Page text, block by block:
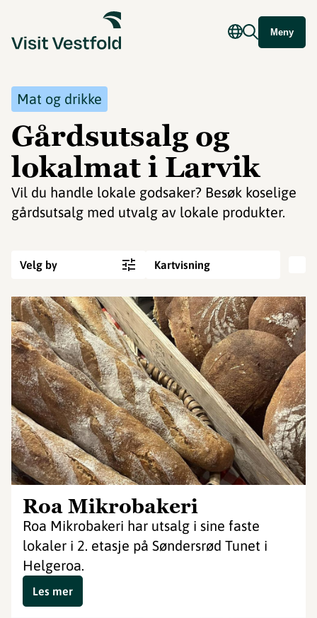
Meny
Mat og drikke
Gårdsutsalg og
lokalmat i Larvik
Vil du handle lokale godsaker? Besøk koselige
gårdsutsalg med utvalg av lokale produkter.
Velg by Kartvisning
Roa Mikrobakeri
Roa Mikrobakeri har utsalg i sine faste
lokaler i 2. etasje på Søndersrød Tunet i
Helgeroa.
Les mer